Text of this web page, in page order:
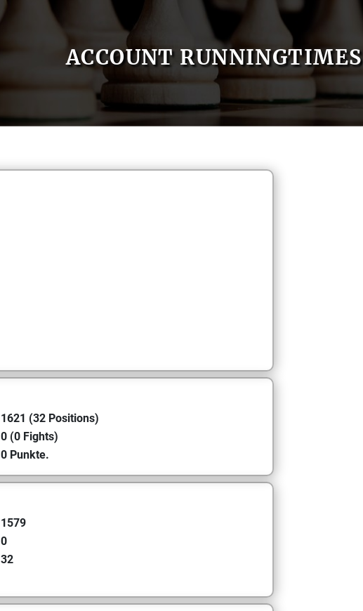
ACCOUNT RUNNINGTIMES
1621 (32 Positions)
0 (0 Fights)
0 Punkte.
1579
0
32